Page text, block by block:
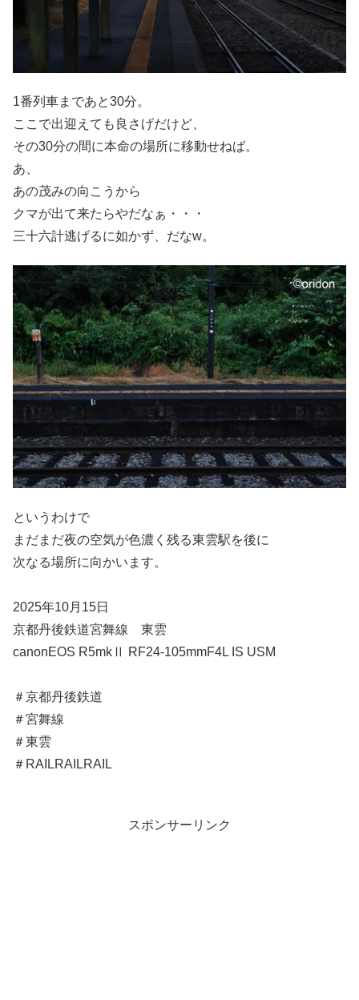
1番列車まであと30分。
ここで出迎えても良さげだけど、
その30分の間に本命の場所に移動せねば。
あ、
あの茂みの向こうから
クマが出て来たらやだなぁ・・・
三十六計逃げるに如かず、だなw。
というわけで
まだまだ夜の空気が色濃く残る東雲駅を後に
次なる場所に向かいます。
2025年10月15日
京都丹後鉄道宮舞線 東雲
canonEOS R5mkⅡ RF24-105mmF4L IS USM
＃京都丹後鉄道
＃宮舞線
＃東雲
＃RAILRAILRAIL
スポンサーリンク